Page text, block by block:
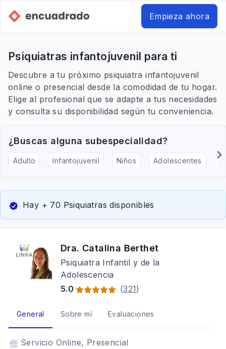
Empieza ahora
Psiquiatras infantojuvenil para ti
Descubre a tu próximo psiquiatra infantojuvenil
online o presencial desde la comodidad de tu hogar.
Elige al profesional que se adapte a tus necesidades
y consulta su disponibilidad según tu conveniencia.
¿Buscas alguna subespecialidad?
Adulto Infantojuvenil Niños Adolescentes
Hay + 70 Psiquiatras disponibles
Dra. Catalina Berthet
Psiquiatra Infantil y de la
Adolescencia
5.0
(321)
General Sobre mí Evaluaciones
Servicio Online, Presencial